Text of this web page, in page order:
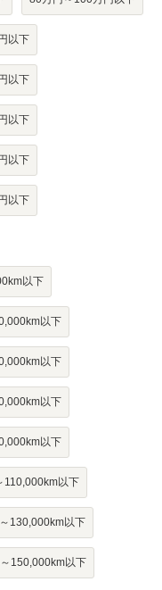
以下
以下
以下
以下
以下
以下
以下
以下
以下
以下
110,000km以下
130,000km以下
150,000km以下